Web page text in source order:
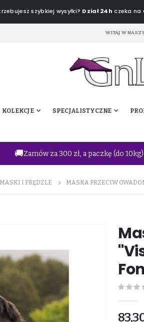
szybkiej wysyłki? Dział 24h czeka na
WITAJ W
KOLEKCJE SPECJALISTYCZNE
🚚Zamów za 300 zł, a paczkę (do
MASKI I FRĘDZLE MASKA PRZECIW